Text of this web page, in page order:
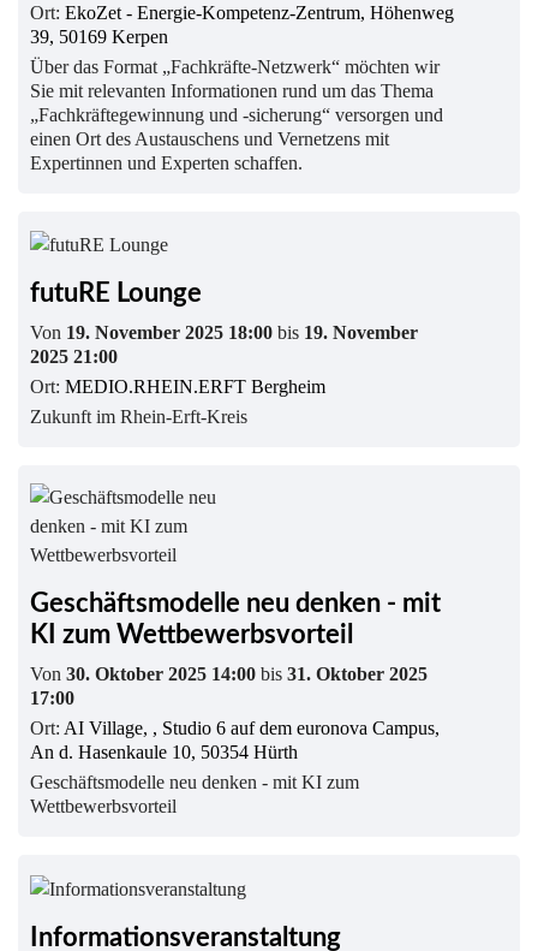
Ort: EkoZet - Energie-Kompetenz-Zentrum, Höhenweg
39, 50169 Kerpen
Über das Format „Fachkräfte-Netzwerk“ möchten wir
Sie mit relevanten Informationen rund um das Thema
„Fachkräftegewinnung und -sicherung“ versorgen und
einen Ort des Austauschens und Vernetzens mit
Expertinnen und Experten schaffen.
futuRE Lounge
Von 19. November 2025 18:00 bis 19. November
2025 21:00
Ort: MEDIO.RHEIN.ERFT Bergheim
Zukunft im Rhein-Erft-Kreis
Geschäftsmodelle neu denken - mit
KI zum Wettbewerbsvorteil
Von 30. Oktober 2025 14:00 bis 31. Oktober 2025
17:00
Ort: AI Village, , Studio 6 auf dem euronova Campus,
An d. Hasenkaule 10, 50354 Hürth
Geschäftsmodelle neu denken - mit KI zum
Wettbewerbsvorteil
Informationsveranstaltung